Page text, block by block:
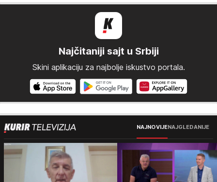
Najčitaniji sajt u Srbiji
Skini aplikaciju za najbolje iskustvo portala.
NAJNOVIJENAJGLEDANIJE